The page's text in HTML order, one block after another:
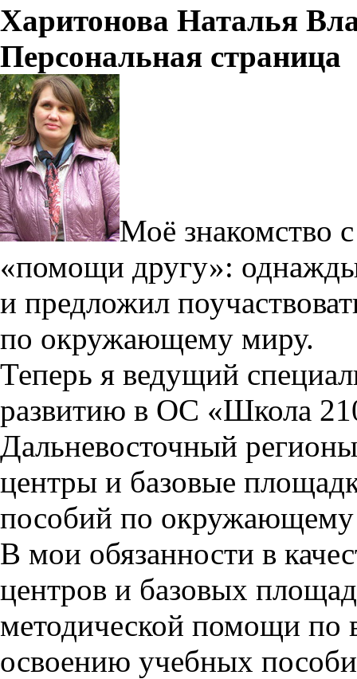
Харитонова Наталья
Персональная страница
Моё знакомство
«помощи другу»:
и предложил
по окружающему миру.
Теперь я ведущий
развитию в ОС «Школа
Дальневосточный
центры и базовые
пособий по окружающему
В мои обязанности в
центров и базовых
методической помощи по
освоению учебных